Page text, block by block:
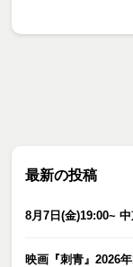
最新の投稿
8月7日(金)19:00~
映画『刺青』2026